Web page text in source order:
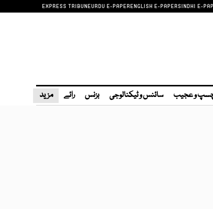
EXPRESS TRIBUNEURDU E-PAPERENGLISH E-PAPERSINDHI E-
و عجیب سائنس و ٹیکنالوجی بزنس رائے مزید